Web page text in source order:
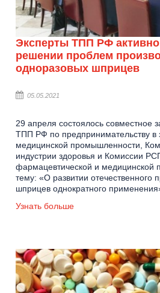
Эксперты ТПП РФ
решении проблем
одноразовых шприцев
05.05.2021
29 апреля состоялось совместное
ТПП РФ по предпринимательству в
медицинской промышленности,
индустрии здоровья и Комиссии
фармацевтической и медицинской
тему: «О развитии отечественного
шприцев однократного
Узнать больше